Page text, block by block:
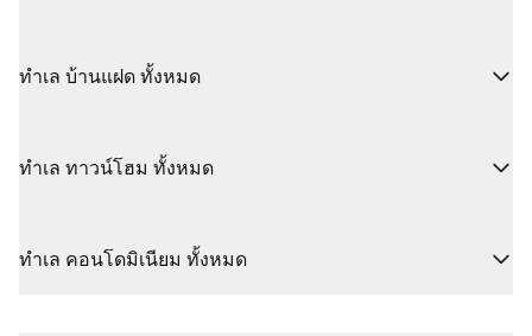
ทำเล บ้านแฝด ทั้งหมด
ทำเล ทาวน์โฮม ทั้งหมด
ทำเล คอนโดมิเนียม ทั้งหมด